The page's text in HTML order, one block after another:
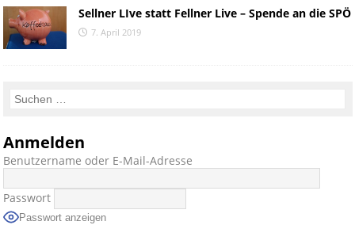
Sellner LIve statt Fellner Live – Spende an die SPÖ
7. April 2019
Anmelden
Benutzername oder E-Mail-Adresse
Passwort
Passwort anzeigen